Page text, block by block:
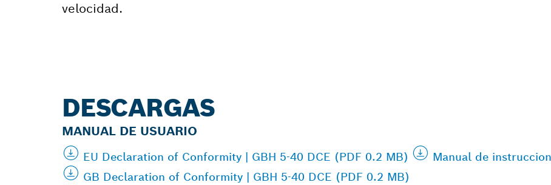
velocidad.
DESCARGAS
MANUAL DE USUARIO
EU Declaration of Conformity | GBH 5-40 DCE (PDF 0.2 MB)
Manual de
GB Declaration of Conformity | GBH 5-40 DCE (PDF 0.2 MB)